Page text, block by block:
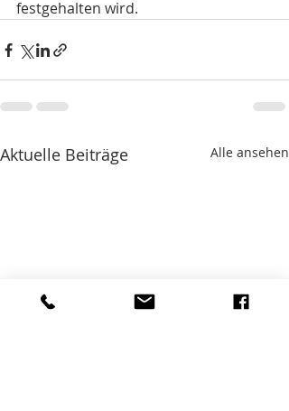
festgehalten wird.
Aktuelle Beiträge Alle ansehen